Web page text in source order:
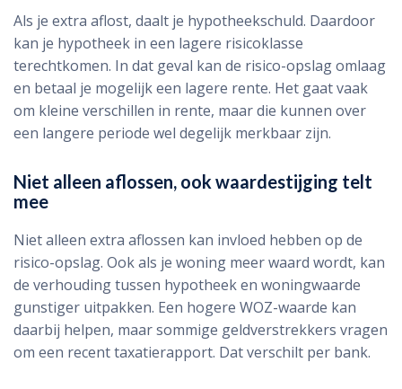
Als je extra aflost, daalt je hypotheekschuld. Daardoor
kan je hypotheek in een lagere risicoklasse
terechtkomen. In dat geval kan de risico-opslag omlaag
en betaal je mogelijk een lagere rente. Het gaat vaak
om kleine verschillen in rente, maar die kunnen over
een langere periode wel degelijk merkbaar zijn.
Niet alleen aflossen, ook waardestijging telt
mee
Niet alleen extra aflossen kan invloed hebben op de
risico-opslag. Ook als je woning meer waard wordt, kan
de verhouding tussen hypotheek en woningwaarde
gunstiger uitpakken. Een hogere WOZ-waarde kan
daarbij helpen, maar sommige geldverstrekkers vragen
om een recent taxatierapport. Dat verschilt per bank.